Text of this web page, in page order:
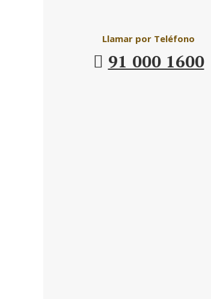
Llamar por Teléfono
91 000 1600